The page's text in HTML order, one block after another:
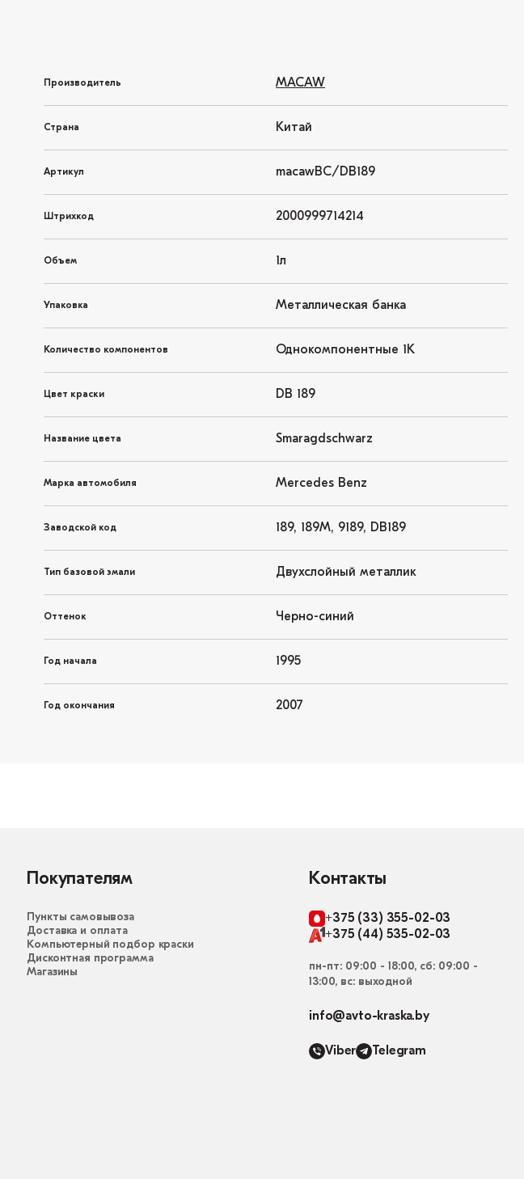
Производитель MACAW
Страна Китай
Артикул macawBC/DB189
Штрихкод 2000999714214
Объем 1л
Упаковка Металлическая банка
Количество компонентов Однокомпонентные 1K
Цвет краски DB 189
Название цвета Smaragdschwarz
Марка автомобиля Mercedes Benz
Заводской код 189, 189M, 9189, DB189
Тип базовой эмали Двухслойный металлик
Оттенок Черно-синий
Год начала 1995
Год окончания 2007
Покупателям
Пункты самовывоза
Доставка и оплата
Компьютерный подбор краски
Дисконтная программа
Магазины
Контакты
+375 (33) 355-02-03
+375 (44) 535-02-03
пн-пт: 09:00 - 18:00, сб: 09:00 -
13:00, вс: выходной
info@avto-kraska.by
Viber Telegram